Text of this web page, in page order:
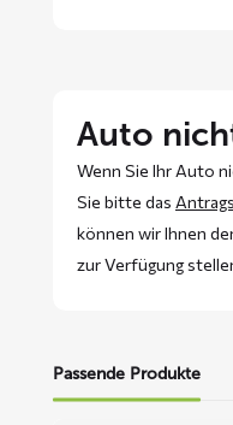
Auto
Wenn Sie Ihr Auto
Sie bitte das
können wir Ihnen
zur Verfügung
Passende Produkte